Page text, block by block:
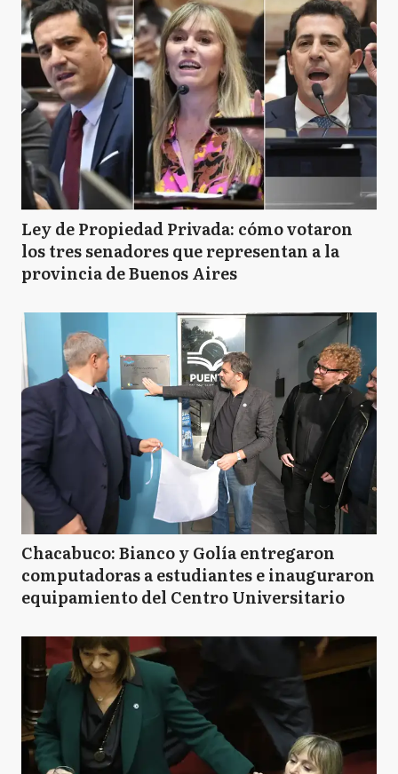
Ley de Propiedad Privada: cómo votaron
los tres senadores que representan a la
provincia de Buenos Aires
Chacabuco: Bianco y Golía entregaron
computadoras a estudiantes e inauguraron
equipamiento del Centro Universitario